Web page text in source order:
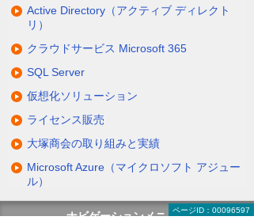
Active Directory（アクティブ ディレクト
リ）
クラウドサービス Microsoft 365
SQL Server
仮想化ソリューション
ライセンス販売
大塚商会の取り組みと実績
Microsoft Azure（マイクロソフト アジュー
ル）
ページID：00096597
ナビゲーションメニュー